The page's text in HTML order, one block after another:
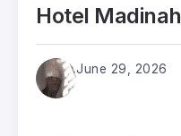
Hotel Madinah
June 29, 2026